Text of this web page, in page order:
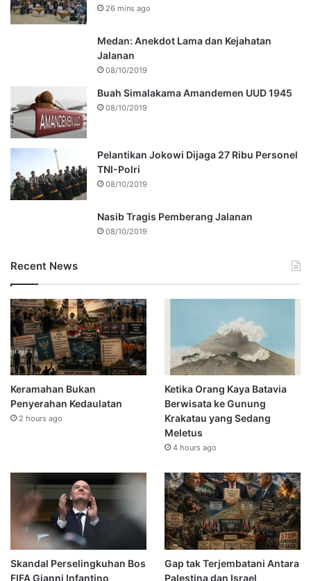
26 mins ago
Medan: Anekdot Lama dan Kejahatan
Jalanan
08/10/2019
Buah Simalakama Amandemen UUD 1945
08/10/2019
Pelantikan Jokowi Dijaga 27 Ribu Personel
TNI-Polri
08/10/2019
Nasib Tragis Pemberang Jalanan
08/10/2019
Recent News
Keramahan Bukan
Penyerahan Kedaulatan
2 hours ago
Ketika Orang Kaya Batavia
Berwisata ke Gunung
Krakatau yang Sedang
Meletus
4 hours ago
Skandal Perselingkuhan Bos
FIFA Gianni Infantino
Gap tak Terjembatani Antara
Palestina dan Israel